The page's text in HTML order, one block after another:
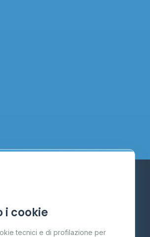
i cookie
tecnici e di profilazione per